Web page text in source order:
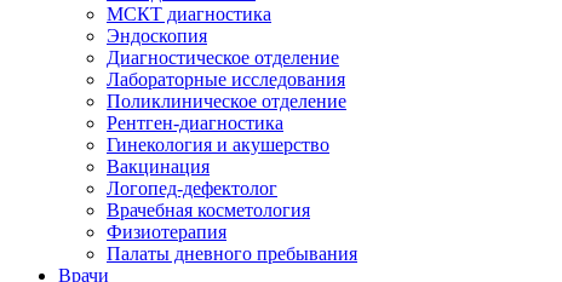
МСКТ диагностика
Эндоскопия
Диагностическое отделение
Лабораторные исследования
Поликлиническое отделение
Рентген-диагностика
Гинекология и акушерство
Вакцинация
Логопед-дефектолог
Врачебная косметология
Физиотерапия
Палаты дневного пребывания
Врачи